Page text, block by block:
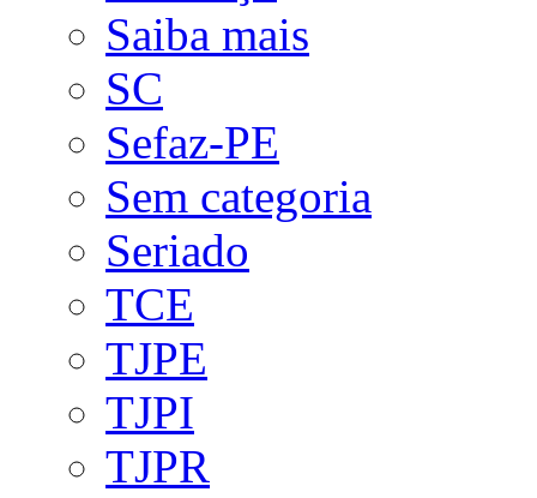
Saiba mais
SC
Sefaz-PE
Sem categoria
Seriado
TCE
TJPE
TJPI
TJPR